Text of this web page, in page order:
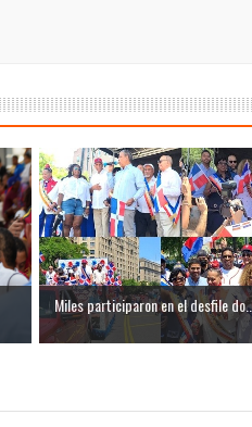
Miles participaron en el desfile